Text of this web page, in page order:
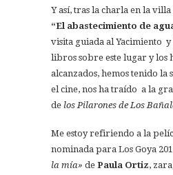
Y así, tras la charla en la
“El abastecimiento de
visita guiada al Yacimiento
libros sobre este lugar y los
alcanzados, hemos tenido la
el cine, nos ha traído a la
de los Pilarones de Los
Me estoy refiriendo a la
nominada para Los Goya
la mía» de Paula Ortiz,